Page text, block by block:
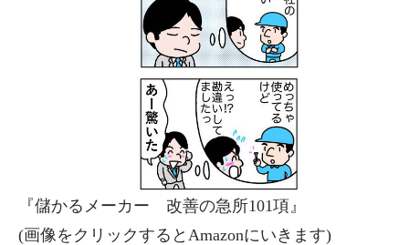
『儲かるメーカー 改善の急所101項』
(画像をクリックするとAmazonにいきます)